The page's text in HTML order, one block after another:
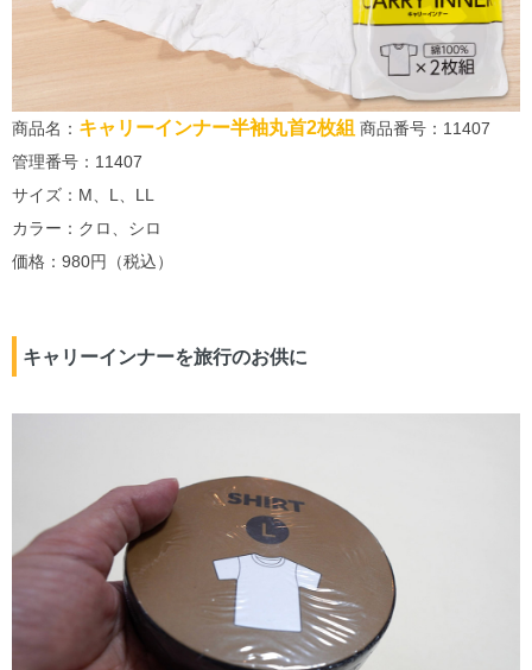
商品名： キャリーインナー半袖丸首2枚組 商品番号：11407
管理番号：11407
サイズ：M、L、LL
カラー：クロ、シロ
価格：980円（税込）
キャリーインナーを旅行のお供に